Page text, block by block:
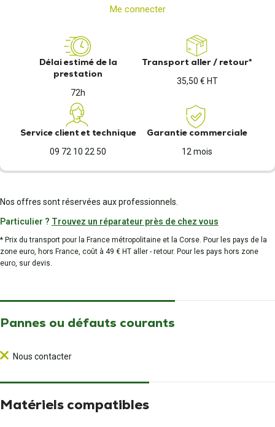
Me connecter
Délai estimé de la
prestation
72h
Transport aller / retour*
35,50 € HT
Service client et technique
09 72 10 22 50
Garantie commerciale
12 mois
Nos offres sont réservées aux professionnels.
Particulier ? Trouvez un réparateur près de chez vous
* Prix du transport pour la France métropolitaine et la Corse. Pour les pays de la
zone euro, hors France, coût à 49 € HT aller - retour. Pour les pays hors zone
euro, sur devis.
Pannes ou défauts courants
Nous contacter
Matériels compatibles